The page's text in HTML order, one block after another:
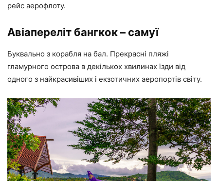
рейс аерофлоту.
Авіапереліт бангкок – самуї
Буквально з корабля на бал. Прекрасні пляжі
гламурного острова в декількох хвилинах їзди від
одного з найкрасивіших і екзотичних аеропортів світу.